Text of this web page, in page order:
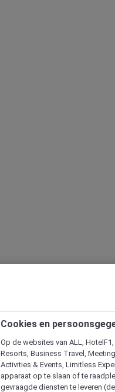
Cookies en
Op de websites van ALL,
Resorts, Business Travel,
Activities & Events, Limitless
apparaat op te slaan of te
gevraagde diensten te leveren